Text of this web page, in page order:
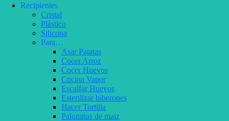
Recipientes
Cristal
Plástico
Silicona
Para…
Asar Patatas
Cocer Arroz
Cocer Huevos
Cocina Vapor
Escalfar Huevos
Esterilizar biberones
Hacer Tortilla
Palomitas de maiz